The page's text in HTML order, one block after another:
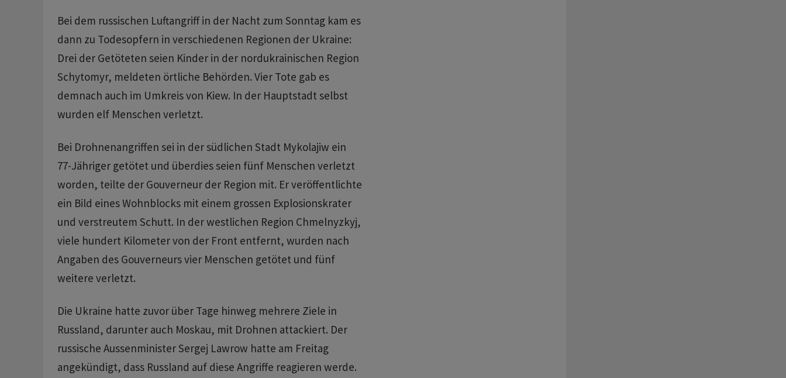
Bei dem russischen Luftangriff in der Nacht zum Sonntag kam es
dann zu Todesopfern in verschiedenen Regionen der Ukraine:
Drei der Getöteten seien Kinder in der nordukrainischen Region
Schytomyr, meldeten örtliche Behörden. Vier Tote gab es
demnach auch im Umkreis von Kiew. In der Hauptstadt selbst
wurden elf Menschen verletzt.
Bei Drohnenangriffen sei in der südlichen Stadt Mykolajiw ein
77-Jähriger getötet und überdies seien fünf Menschen verletzt
worden, teilte der Gouverneur der Region mit. Er veröffentlichte
ein Bild eines Wohnblocks mit einem grossen Explosionskrater
und verstreutem Schutt. In der westlichen Region Chmelnyzkyj,
viele hundert Kilometer von der Front entfernt, wurden nach
Angaben des Gouverneurs vier Menschen getötet und fünf
weitere verletzt.
Die Ukraine hatte zuvor über Tage hinweg mehrere Ziele in
Russland, darunter auch Moskau, mit Drohnen attackiert. Der
russische Aussenminister Sergej Lawrow hatte am Freitag
angekündigt, dass Russland auf diese Angriffe reagieren werde.